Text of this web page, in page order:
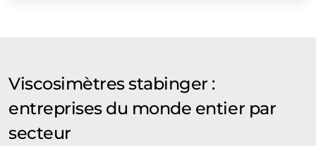
Viscosimètres stabinger :
entreprises du monde entier par
secteur